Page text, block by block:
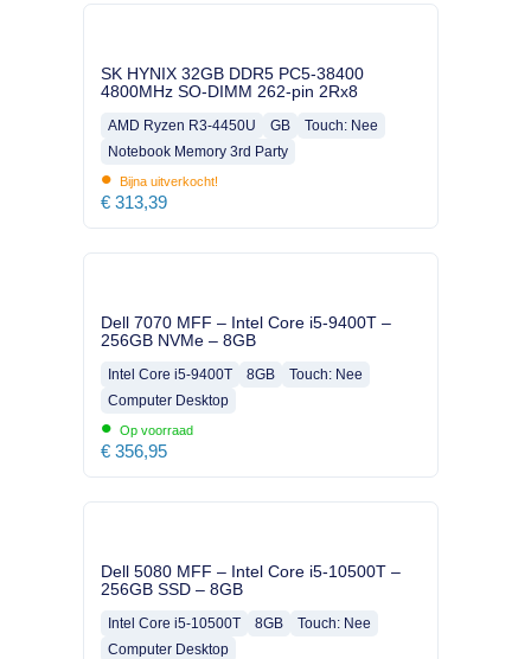
SK HYNIX 32GB DDR5 PC5-38400
4800MHz SO-DIMM 262-pin 2Rx8
AMD Ryzen R3-4450U GB
Touch: Nee
Notebook Memory 3rd Party
• Bijna uitverkocht!
€ 313,39
Dell 7070 MFF – Intel Core i5-9400T –
256GB NVMe – 8GB
Intel Core i5-9400T 8GB
Touch: Nee
Computer Desktop
• Op voorraad
€ 356,95
Dell 5080 MFF – Intel Core i5-10500T –
256GB SSD – 8GB
Intel Core i5-10500T 8GB
Touch: Nee
Computer Desktop